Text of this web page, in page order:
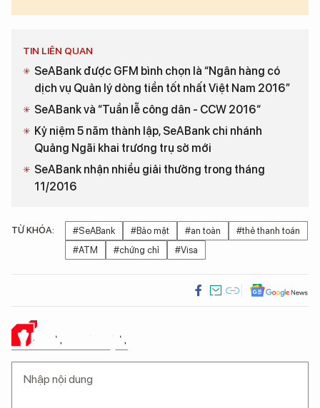
TIN LIÊN QUAN
SeABank được GFM bình chọn là “Ngân hàng có
dịch vụ Quản lý dòng tiền tốt nhất Việt Nam 2016”
SeABank và “Tuần lễ công dân - CCW 2016“
Kỷ niệm 5 năm thành lập, SeABank chi nhánh
Quảng Ngãi khai trương trụ sở mới
SeABank nhận nhiều giải thưởng trong tháng
11/2016
TỪ KHÓA: #SeABank #Bảo mật #an toàn
#thẻ thanh toán
#ATM
#chứng chỉ #Visa
Ý KIẾN CỦA BẠN